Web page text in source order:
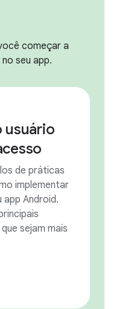
começar a
seu app.
usuário
de práticas
implementar
app Android.
sejam mais